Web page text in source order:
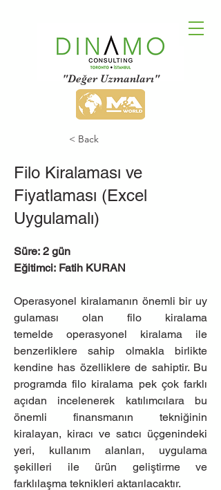
"Değer Uzmanları"
< Back
Filo Kiralaması ve
Fiyatlaması (Excel
Uygulamalı)
Süre: 2 gün
Eğitimci: Fatih KURAN
Operasyonel kiralamanın önemli bir uy
gulaması olan filo kiralama
temelde operasyonel kiralama ile
benzerliklere sahip olmakla birlikte
kendine has özelliklere de sahiptir. Bu
programda filo kiralama pek çok farklı
açıdan incelenerek katılımcılara bu
önemli finansmanın tekniğinin
kiralayan, kiracı ve satıcı üçgenindeki
yeri, kullanım alanları, uygulama
şekilleri ile ürün geliştirme ve
farklılaşma teknikleri aktarılacaktır.